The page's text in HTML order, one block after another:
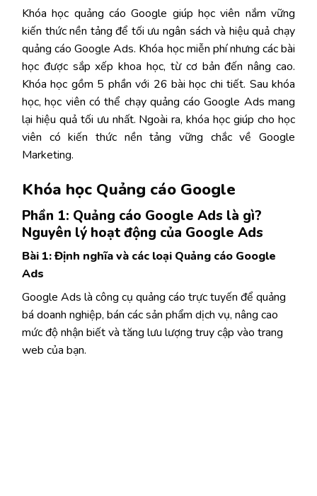
Khóa học quảng cáo Google giúp học viên nắm vững
kiến thức nền tảng để tối ưu ngân sách và hiệu quả chạy
quảng cáo Google Ads. Khóa học miễn phí nhưng các bài
học được sắp xếp khoa học, từ cơ bản đến nâng cao.
Khóa học gồm 5 phần với 26 bài học chi tiết. Sau khóa
học, học viên có thể chạy quảng cáo Google Ads mang
lại hiệu quả tối ưu nhất. Ngoài ra, khóa học giúp cho học
viên có kiến thức nền tảng vững chắc về Google
Marketing.
Khóa học Quảng cáo Google
Phần 1: Quảng cáo Google Ads là gì?
Nguyên lý hoạt động của Google Ads
Bài 1: Định nghĩa và các loại Quảng cáo Google
Ads
Google Ads là công cụ quảng cáo trực tuyến để quảng
bá doanh nghiệp, bán các sản phẩm dịch vụ, nâng cao
mức độ nhận biết và tăng lưu lượng truy cập vào trang
web của bạn.